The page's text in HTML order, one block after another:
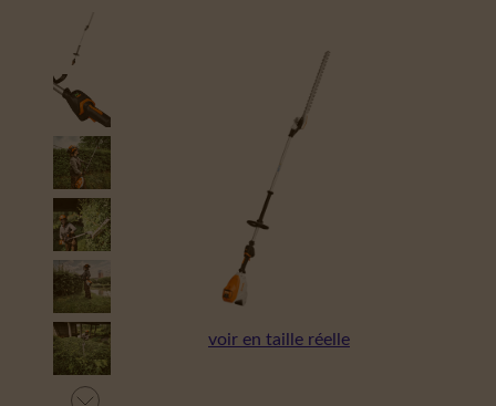
voir en taille réelle